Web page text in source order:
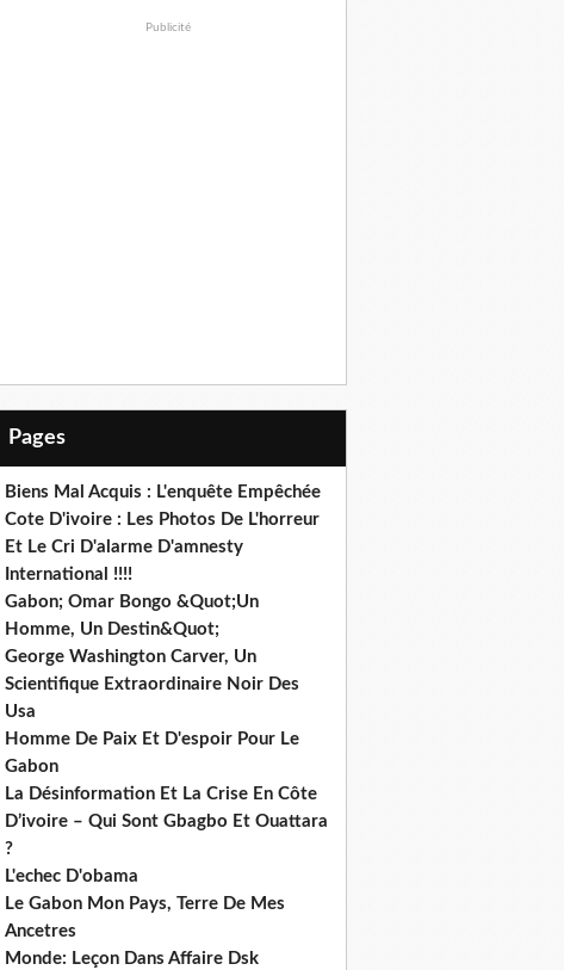
Publicité
Pages
Biens Mal Acquis : L'enquête Empêchée
Cote D'ivoire : Les Photos De L'horreur
Et Le Cri D'alarme D'amnesty
International !!!!
Gabon; Omar Bongo &Quot;Un
Homme, Un Destin&Quot;
George Washington Carver, Un
Scientifique Extraordinaire Noir Des
Usa
Homme De Paix Et D'espoir Pour Le
Gabon
La Désinformation Et La Crise En Côte
D’ivoire – Qui Sont Gbagbo Et Ouattara
?
L'echec D'obama
Le Gabon Mon Pays, Terre De Mes
Ancetres
Monde: Leçon Dans Affaire Dsk